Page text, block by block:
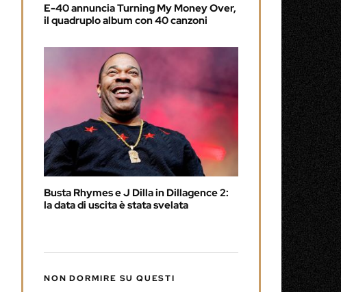
E-40 annuncia Turning My Money Over,
il quadruplo album con 40 canzoni
Busta Rhymes e J Dilla in Dillagence 2:
la data di uscita è stata svelata
NON DORMIRE SU QUESTI